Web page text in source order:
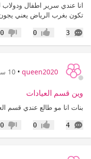
انا عندي سرير اطفال
تكون بغرب الرياض يعني
3
التعليقات إعجاب0 عدم 0
queen2020
• 10 سنوات
وين قسم العيادات
بنات انا مو طالع عندي قسم
4
التعليقات إعجاب0 عدم 0